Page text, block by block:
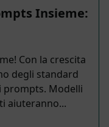
Insieme:
Con la crescita
degli standard
prompts. Modelli
aiuteranno...